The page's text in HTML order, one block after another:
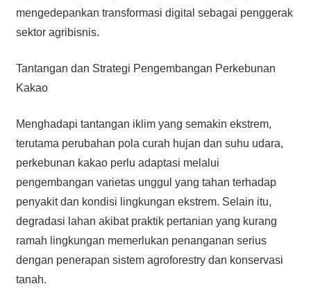
mengedepankan transformasi digital sebagai penggerak
sektor agribisnis.
Tantangan dan Strategi Pengembangan Perkebunan
Kakao
Menghadapi tantangan iklim yang semakin ekstrem,
terutama perubahan pola curah hujan dan suhu udara,
perkebunan kakao perlu adaptasi melalui
pengembangan varietas unggul yang tahan terhadap
penyakit dan kondisi lingkungan ekstrem. Selain itu,
degradasi lahan akibat praktik pertanian yang kurang
ramah lingkungan memerlukan penanganan serius
dengan penerapan sistem agroforestry dan konservasi
tanah.